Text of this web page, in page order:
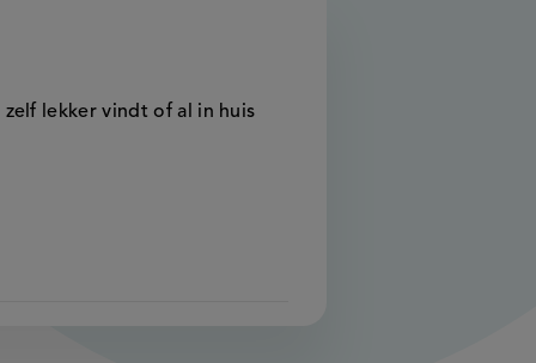
lekker vindt of al in huis